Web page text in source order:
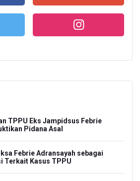
TPPU Eks Jampidsus Febrie
Pidana Asal
Febrie Adransayah sebagai
Terkait Kasus TPPU